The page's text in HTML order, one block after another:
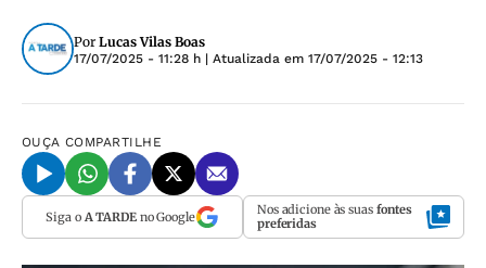
Por Lucas Vilas Boas
17/07/2025 - 11:28 h | Atualizada em 17/07/2025 - 12:13
OUÇA COMPARTILHE
Siga o A TARDEno Google Nos adicione às suas fontes
preferidas